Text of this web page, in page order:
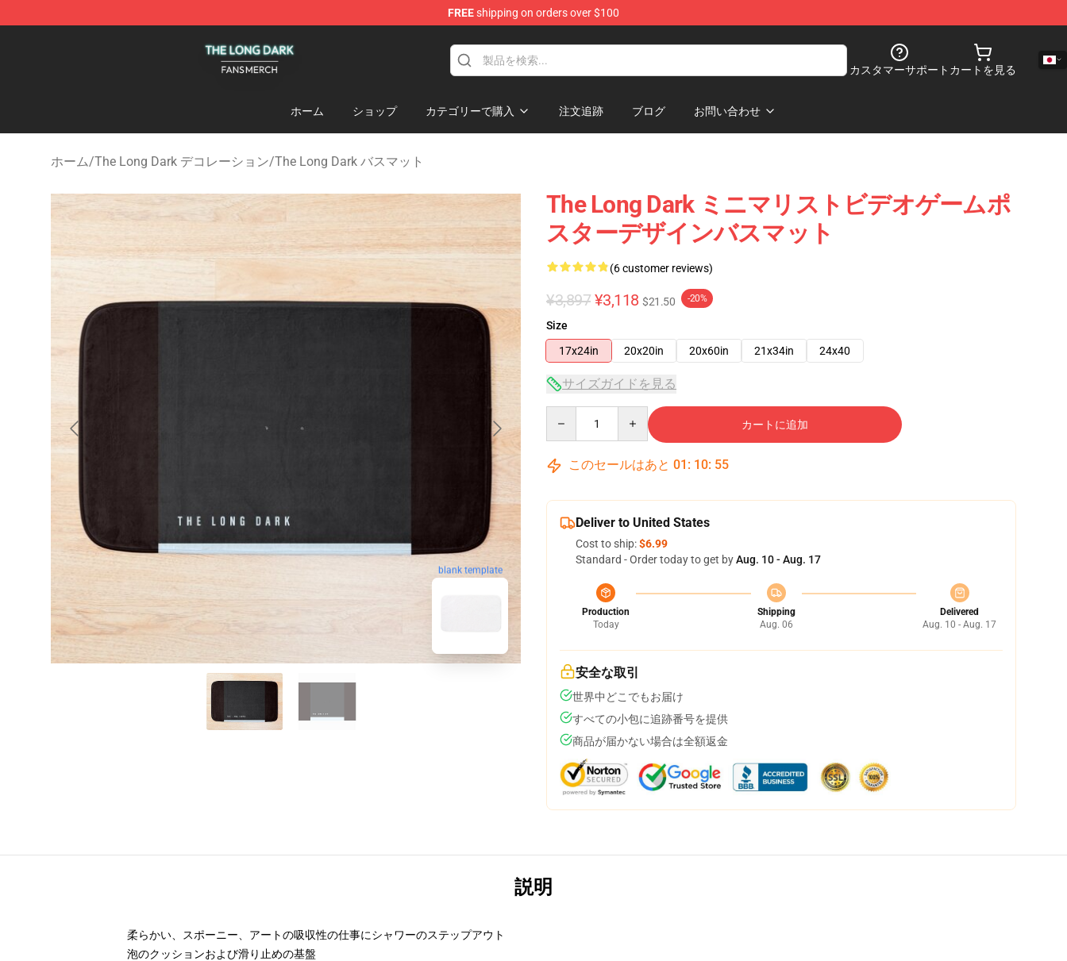
FREEshipping on orders over $100
カスタマーサポート カートを見る
ホーム ショップ カテゴリーで購入 注文追跡 ブログ お問い合わせ
ホーム/The Long Dark デコレーション/The Long Dark バスマット
blank template
The Long Dark ミニマリストビデオゲームポ
スターデザインバスマット
(6 customer reviews)
¥3,897 ¥3,118 $21.50 -20%
Size
17x24in
20x20in 20x60in 21x34in 24x40
サイズガイドを見る
カートに追加
このセールはあと 01 : 10: 54
Deliver to United States
Cost to ship:$6.99
Standard - Order today to get byAug. 10 - Aug. 17
Production
Today
Shipping
Aug. 06
Delivered
Aug. 10 - Aug. 17
安全な取引
世界中どこでもお届け
すべての小包に追跡番号を提供
商品が届かない場合は全額返金
説明
柔らかい、スポーニー、アートの吸収性の仕事にシャワーのステップアウト
泡のクッションおよび滑り止めの基盤